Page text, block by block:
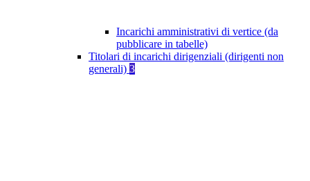
Incarichi amministrativi di vertice (da
pubblicare in tabelle)
Titolari di incarichi dirigenziali (dirigenti non
generali) 3